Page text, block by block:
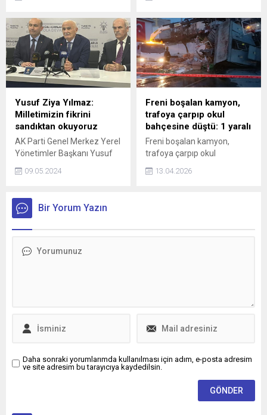
etti. Bahçeli, Başkan
görüşme yaklaşık 40 dakika
sürdü. Masada kritik konular
var.
açılışlarında biyometrik
kartı ile kimlik teyidi zorunlu
olacak. Bunun yanı sıra
bankalar, yüksek meblağlı
para transferlerinde
kullanıcıların çipli
kimlikleriyle ek güvenlik
doğrulaması yapmasını
isteyebilecek.
Yusuf Ziya Yılmaz:
Milletimizin fikrini
sandıktan okuyoruz
AK Parti Genel Merkez Yerel
Yönetimler Başkanı Yusuf
2024 seçimlerinin malum
değiliz ama milletimizin
ortaya koyduğu düşünceyi,
09.05.2024
Freni boşalan kamyon,
trafoya çarpıp okul
bahçesine düştü: 1 yaralı
Freni boşalan kamyon,
trafoya çarpıp okul
13.04.2026
Bir Yorum Yazın
Daha sonraki yorumlarımda kullanılması için adım, e-posta adresim
ve site adresim bu tarayıcıya kaydedilsin.